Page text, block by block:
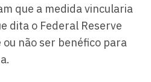
que a medida vincularia
dita o Federal Reserve
ou não ser benéfico para